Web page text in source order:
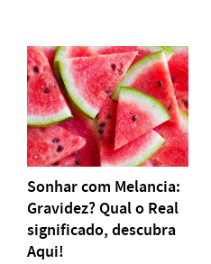
Sonhar com Melancia:
Gravidez? Qual o Real
significado, descubra
Aqui!